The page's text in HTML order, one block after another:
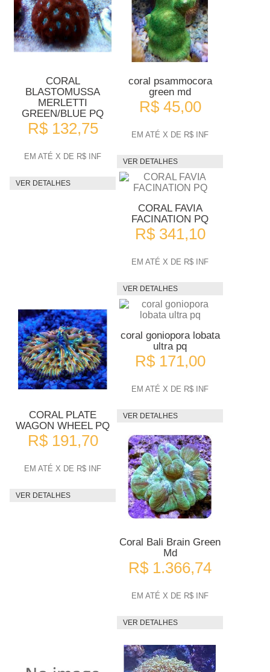
CORAL
BLASTOMUSSA
MERLETTI
GREEN/BLUE PQ
R$ 132,75
EM ATÉ X DE R$ INF
VER DETALHES
coral psammocora
green md
R$ 45,00
EM ATÉ X DE R$ INF
VER DETALHES
CORAL FAVIA
FACINATION PQ
R$ 341,10
EM ATÉ X DE R$ INF
VER DETALHES
CORAL PLATE
WAGON WHEEL PQ
R$ 191,70
EM ATÉ X DE R$ INF
VER DETALHES
coral goniopora lobata
ultra pq
R$ 171,00
EM ATÉ X DE R$ INF
VER DETALHES
Coral Bali Brain Green
Md
R$ 1.366,74
EM ATÉ X DE R$ INF
VER DETALHES